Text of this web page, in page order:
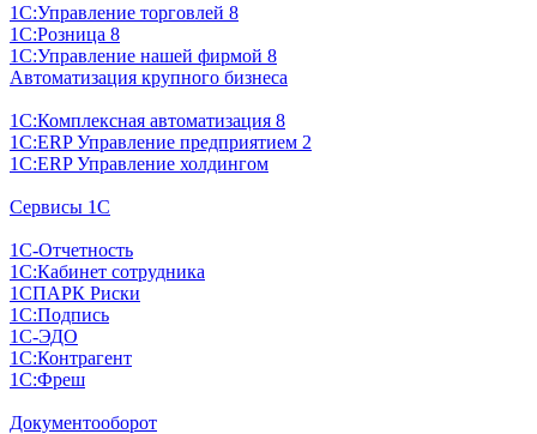
1С:Управление торговлей 8
1С:Розница 8
1С:Управление нашей фирмой 8
Автоматизация крупного бизнеса
1С:Комплексная автоматизация 8
1С:ERP Управление предприятием 2
1С:ERP Управление холдингом
Сервисы 1С
1С-Отчетность
1С:Кабинет сотрудника
1СПАРК Риски
1С:Подпись
1С-ЭДО
1С:Контрагент
1С:Фреш
Документооборот